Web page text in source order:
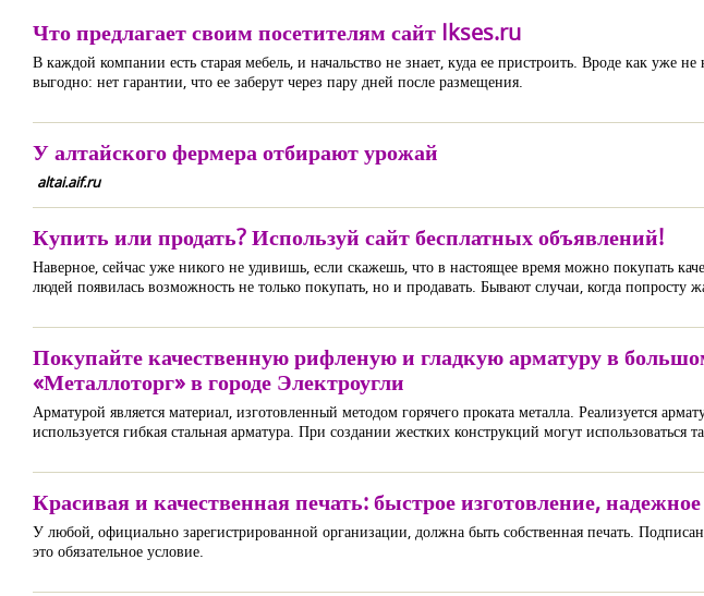
Что предлагает своим посетителям сайт Ikses.ru
В каждой компании есть старая мебель, и начальство не знает, куда ее пристроить. Вроде как уже
выгодно: нет гарантии, что ее заберут через пару дней после размещения.
У алтайского фермера отбирают урожай
altai.aif.ru
Купить или продать? Используй сайт бесплатных объявлений!
Наверное, сейчас уже никого не удивишь, если скажешь, что в настоящее время можно покупать
людей появилась возможность не только покупать, но и продавать. Бывают случаи, когда попросту
Покупайте качественную рифленую и гладкую арматуру в
«Металлоторг» в городе Электроугли
Арматурой является материал, изготовленный методом горячего проката металла. Реализуется
используется гибкая стальная арматура. При создании жестких конструкций могут использоваться
Красивая и качественная печать: быстрое изготовление,
У любой, официально зарегистрированной организации, должна быть собственная печать.
это обязательное условие.